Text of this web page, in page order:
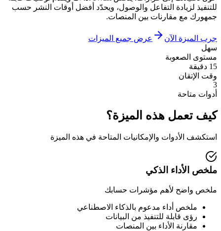
للتنفيذ لزيادة التفاعل والوصول، ويحدّد أفضل أوقات النشر حسب
جمهورك مع مقارنات بين المنصات.
جرب الميزة الآن
عرض جميع الميزات
سهل
مستوى الصعوبة
15 دقيقة
وقت الإتقان
3
أدوات متاحة
كيف تعمل هذه الميزة؟
استكشف الأدوات والإمكانيات المتاحة في هذه الميزة
ملخص الأداء الذكي
ملخص واضح لأهم مؤشرات حسابك
ملخص أداء مدعوم بالذكاء الاصطناعي
رؤى قابلة للتنفيذ من البيانات
مقارنة الأداء بين المنصات